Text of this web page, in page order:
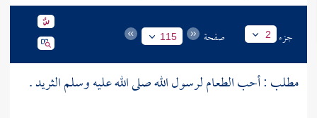
جزء 2 صفحة 115
مطلب : أحب الطعام لرسول الله صلى الله عليه وسلم الثريد .